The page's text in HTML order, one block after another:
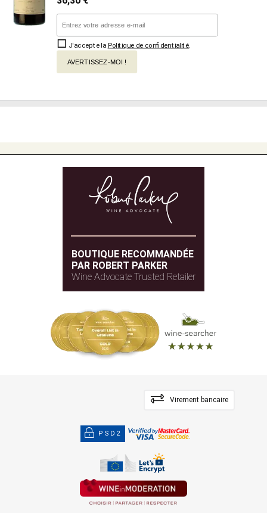
J'accepte la Politique de confidentialité
AVERTISSEZ-MOI !
BOUTIQUE RECOMMANDÉE
PAR ROBERT PARKER
Wine Advocate Trusted Retailer
Virement bancaire
PSD2